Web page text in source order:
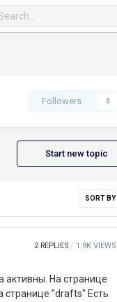
Followers 0
Start new topic
SORT BY
2 REPLIES 1.9K VIEWS
активны. На странице
странице "drafts" Есть